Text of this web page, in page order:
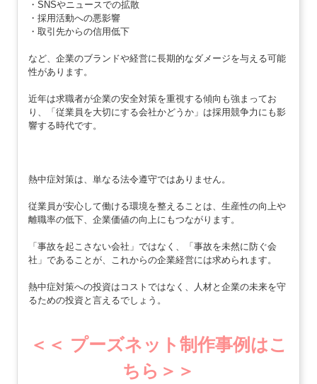
・SNSやニュースでの拡散
・採用活動への悪影響
・取引先からの信用低下
など、企業のブランドや経営に長期的なダメージを与える可能
性があります。
近年は求職者が企業の安全対策を重視する傾向も強まってお
り、「従業員を大切にする会社かどうか」は採用競争力にも影
響する時代です。
熱中症対策は、単なる法令遵守ではありません。
従業員が安心して働ける環境を整えることは、生産性の向上や
離職率の低下、企業価値の向上にもつながります。
「事故を起こさない会社」ではなく、「事故を未然に防ぐ会
社」であることが、これからの企業経営には求められます。
熱中症対策への投資はコストではなく、人材と企業の未来を守
るための投資と言えるでしょう。
＜＜ プーズネット制作事例はこ
ちら＞＞